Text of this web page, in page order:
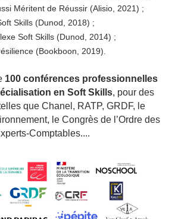
Méritent de Réussir (Alisio, 2021) ;
Skills (Dunod, 2018) ;
Soft Skills (Dunod, 2014) ;
(Bookboon, 2019).
100 conférences professionnelles
en Soft Skills, pour des
que Chanel, RATP, GRDF, le
le Congrès de l’Ordre des
Comptables....